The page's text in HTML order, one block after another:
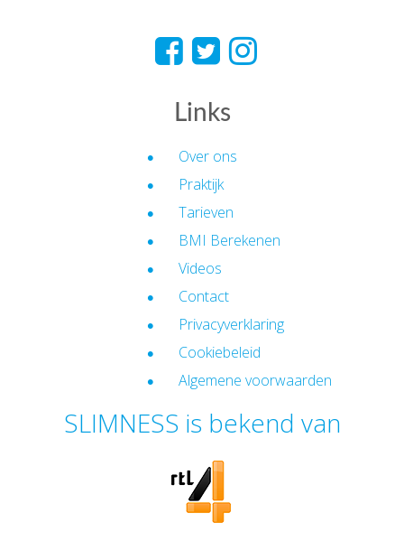
Links
Over ons
Praktijk
Tarieven
BMI Berekenen
Videos
Contact
Privacyverklaring
Cookiebeleid
Algemene voorwaarden
SLIMNESS is bekend van